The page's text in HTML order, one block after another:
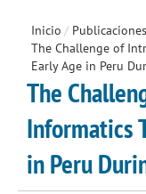
Inicio / Publicaciones
The Challenge of
Early Age in Peru
The
Informatics
in Peru